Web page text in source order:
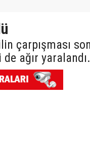
çarpışması
ağır yaralandı.